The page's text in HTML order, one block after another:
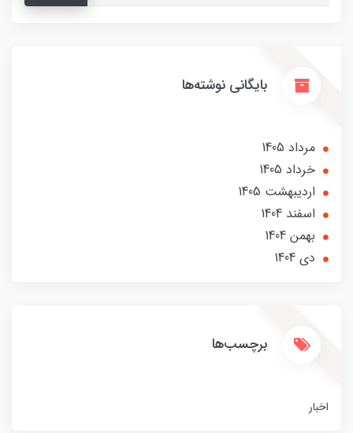
بایگانی نوشته‌ها
مرداد 1405
خرداد 1405
ارديبهشت 1405
اسفند 1404
بهمن 1404
دی 1404
برچسب‌ها
اخبار